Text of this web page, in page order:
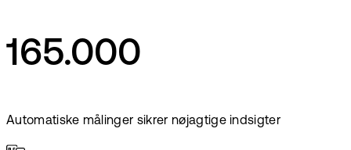
165.000
Automatiske målinger sikrer nøjagtige indsigter